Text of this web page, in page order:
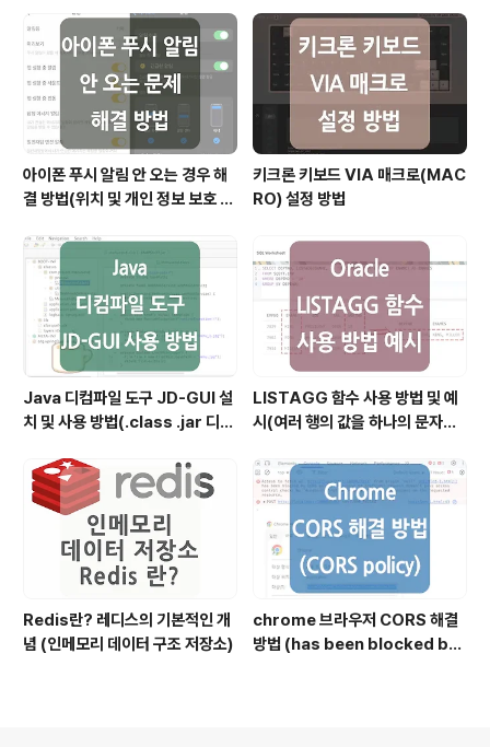
아이폰 푸시 알림 안 오는 경우 해
결 방법(위치 및 개인 정보 보호 재
키크론 키보드 VIA 매크로(MAC
RO) 설정 방법
Java 디컴파일 도구 JD-GUI 설
치 및 사용 방법(.class .jar 디컴
LISTAGG 함수 사용 방법 및 예
시(여러 행의 값을 하나의 문자열
Redis란? 레디스의 기본적인 개
념 (인메모리 데이터 구조 저장소)
chrome 브라우저 CORS 해결
방법 (has been blocked by